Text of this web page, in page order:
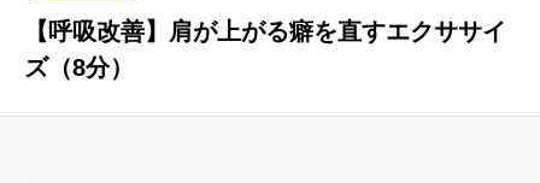
【呼吸改善】肩が上がる癖を直すエクササイ
ズ（8分）
yoshidaコラム